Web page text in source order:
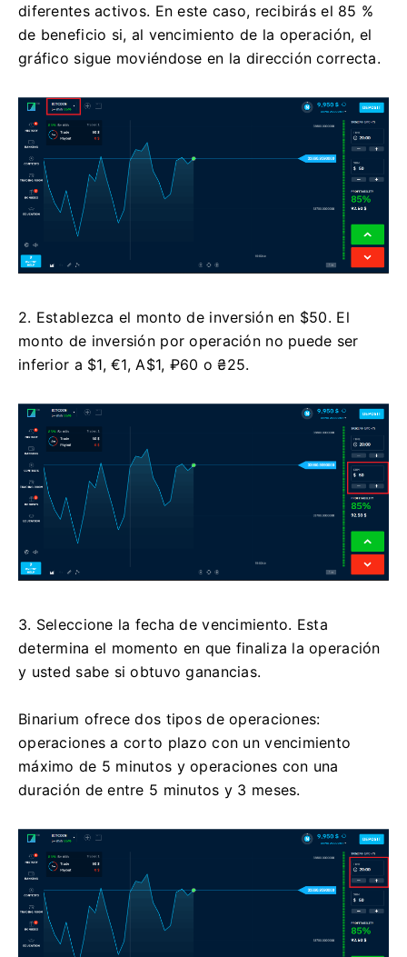
diferentes activos. En este caso, recibirás el 85 %
de beneficio si, al vencimiento de la operación, el
gráfico sigue moviéndose en la dirección correcta.
2. Establezca el monto de inversión en $50. El
monto de inversión por operación no puede ser
inferior a $1, €1, A$1, ₽60 o ₴25.
3. Seleccione la fecha de vencimiento. Esta
determina el momento en que finaliza la operación
y usted sabe si obtuvo ganancias.
Binarium ofrece dos tipos de operaciones:
operaciones a corto plazo con un vencimiento
máximo de 5 minutos y operaciones con una
duración de entre 5 minutos y 3 meses.